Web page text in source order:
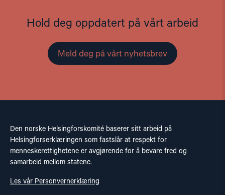
Hold deg oppdatert på vårt arbeid
Meld deg på vårt nyhetsbrev
Den norske Helsingforskomité baserer sitt arbeid på
Helsingforserklæringen som fastslår at respekt for
menneskerettighetene er avgjørende for å bevare fred og
samarbeid mellom statene.
Les vår Personvernerklæring